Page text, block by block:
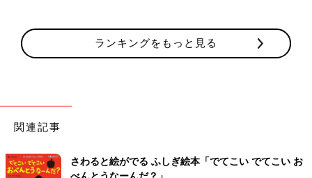
ランキングをもっと見る
関連記事
さわると絵がでる ふしぎ絵本「でてこい でてこい お